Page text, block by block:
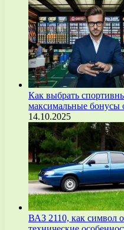
Как выбрать
максимальные бонусы
14.10.2025
ВАЗ 2110, как символ